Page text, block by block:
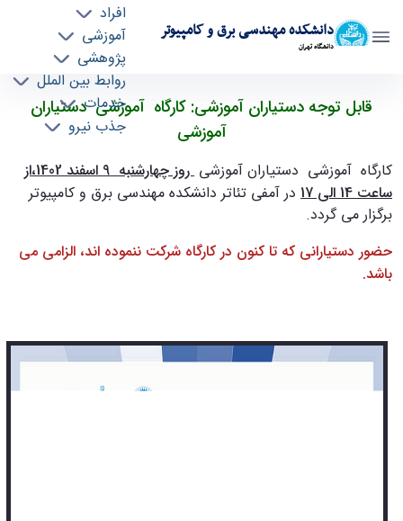
دانشکده مهندسی برق و کامپیوتر
دانشگاه تهران
افراد
آموزشی
پژوهشی
روابط بین الملل
خدمات
جذب نیرو
قابل توجه دستیاران آموزشی: کارگاه آموزشی
دستیاران آموزشی - ece- دانشکده مهندسی برق و
قابل توجه دستیاران آموزشی: کارگاه آموزشی دستیاران
آموزشی
کارگاه آموزشی دستیاران آموزشی
روز چهارشنبه 9 اسفند 1402،از
ساعت 14 الی 17
در آمفی تئاتر دانشکده مهندسی برق و کامپیوتر
برگزار می گردد.
حضور دستیارانی که تا کنون در کارگاه شرکت ننموده اند، الزامی می
باشد.